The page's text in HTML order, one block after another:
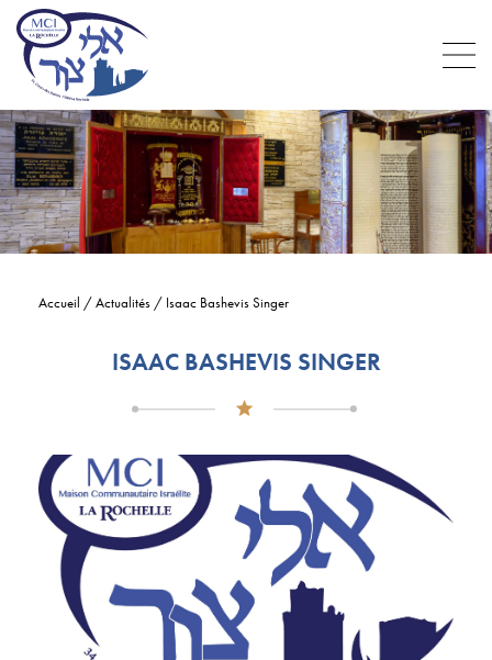
Accueil /Actualités / Isaac Bashevis Singer
ISAAC BASHEVIS SINGER